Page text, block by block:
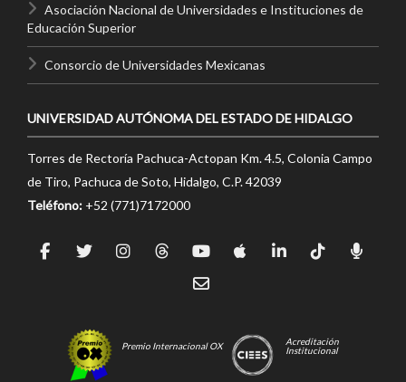
Asociación Nacional de Universidades e Instituciones de
Educación Superior
Consorcio de Universidades Mexicanas
UNIVERSIDAD AUTÓNOMA DEL ESTADO DE HIDALGO
Torres de Rectoría Pachuca-Actopan Km. 4.5, Colonia Campo
de Tiro, Pachuca de Soto, Hidalgo, C.P. 42039
Teléfono: +52 (771)7172000
Premio Internacional OX
Acreditación
Institucional